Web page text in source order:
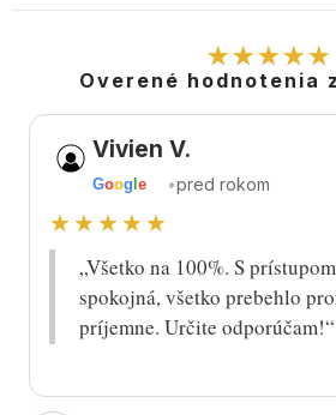
★★★★★
Overené hodnotenia
Vivien V.
Goog le •pred rokom
★★★★★
„Všetko na 100%. S
spokojná, všetko prebehlo
príjemne. Určite odporúčam!“